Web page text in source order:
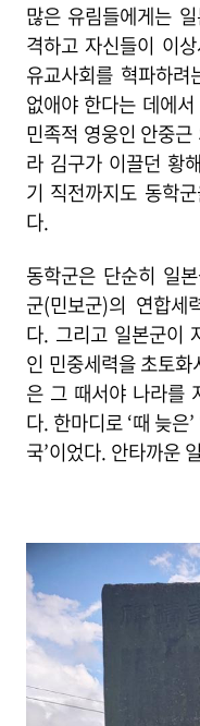
많은 유림들에게는
격하고 자신들이 이
유교사회를 혁파하
없애야 한다는 데에
민족적 영웅인 안중
라 김구가 이끌던 황
기 직전까지도 동학
다.
동학군은 단순히 일
군(민보군)의 연합세
다. 그리고 일본군이
인 민중세력을 초토
은 그 때서야 나라를
다. 한마디로 ‘때 늦은
국’이었다. 안타까운